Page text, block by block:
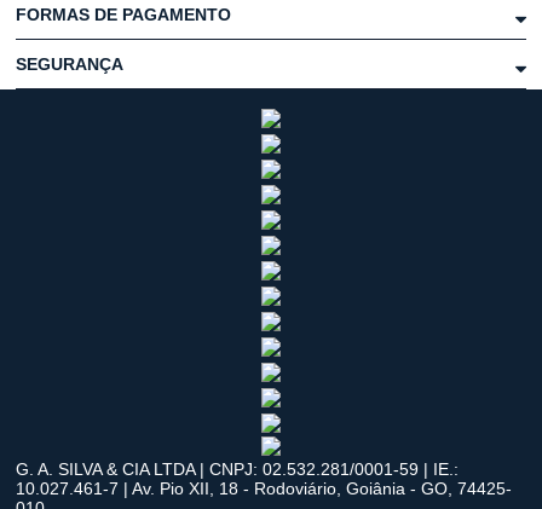
FORMAS DE PAGAMENTO
SEGURANÇA
G. A. SILVA & CIA LTDA | CNPJ: 02.532.281/0001-59 | IE.:
10.027.461-7 | Av. Pio XII, 18 - Rodoviário, Goiânia - GO, 74425-